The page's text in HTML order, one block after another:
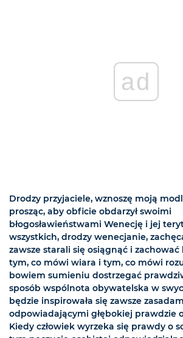
ad
Drodzy przyjaciele, wznoszę moją
prosząc, aby obficie obdarzył swoimi
błogosławieństwami Wenecję i jej
wszystkich, drodzy wenecjanie,
zawsze starali się osiągnąć i
tym, co mówi wiara i tym, co mówi
bowiem sumieniu dostrzegać
sposób wspólnota obywatelska w
będzie inspirowała się zawsze
odpowiadającymi głębokiej prawdzie
Kiedy człowiek wyrzeka się prawdy o